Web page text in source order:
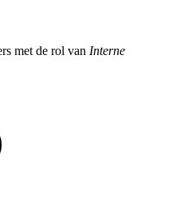
met de rol van Interne